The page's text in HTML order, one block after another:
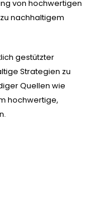
von hochwertigen
nachhaltigem
gestützter
Strategien zu
Quellen wie
hochwertige,